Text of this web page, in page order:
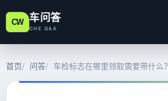
CW 车问答
CHE Q&A
首页 问答 车检标志在哪里领取需要带什么？